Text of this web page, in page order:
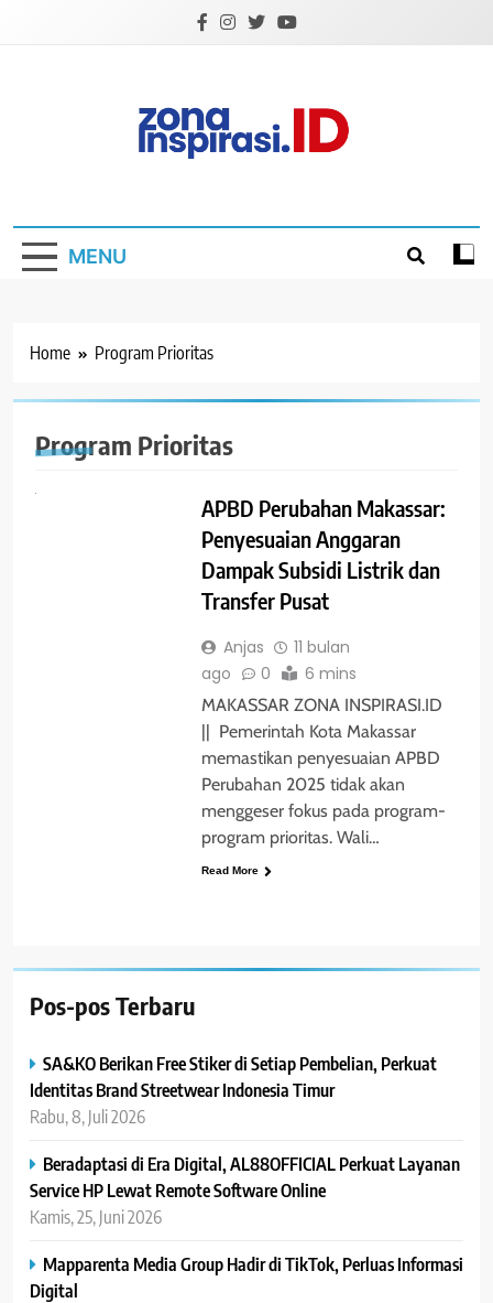
MENU
Home Program Prioritas
Program Prioritas
BERITA
APBD Perubahan Makassar:
Penyesuaian Anggaran
Dampak Subsidi Listrik dan
Transfer Pusat
Anjas
11 bulan
ago
0 6 mins
MAKASSAR ZONA INSPIRASI.ID
|| Pemerintah Kota Makassar
memastikan penyesuaian APBD
Perubahan 2025 tidak akan
menggeser fokus pada program-
program prioritas. Wali…
Read More
Pos-pos Terbaru
SA&KO Berikan Free Stiker di Setiap Pembelian, Perkuat
Identitas Brand Streetwear Indonesia Timur
Rabu, 8, Juli 2026
Beradaptasi di Era Digital, AL88OFFICIAL Perkuat Layanan
Service HP Lewat Remote Software Online
Kamis, 25, Juni 2026
Mapparenta Media Group Hadir di TikTok, Perluas Informasi
Digital